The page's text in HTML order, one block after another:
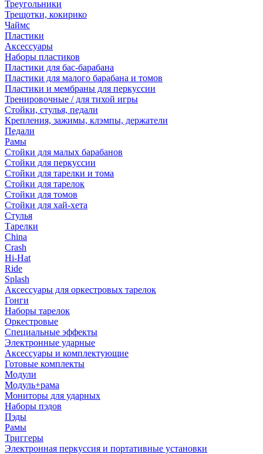
Треугольники
Трещотки, кокирико
Чаймс
Пластики
Аксессуары
Наборы пластиков
Пластики для бас-барабана
Пластики для малого барабана и томов
Пластики и мембраны для перкуссии
Тренировочные / для тихой игры
Стойки, стулья, педали
Крепления, зажимы, клэмпы, держатели
Педали
Рамы
Стойки для малых барабанов
Стойки для перкуссии
Стойки для тарелки и тома
Стойки для тарелок
Стойки для томов
Стойки для хай-хета
Стулья
Тарелки
China
Crash
Hi-Hat
Ride
Splash
Аксессуары для оркестровых тарелок
Гонги
Наборы тарелок
Оркестровые
Специальные эффекты
Электронные ударные
Аксессуары и комплектующие
Готовые комплекты
Модули
Модуль+рама
Мониторы для ударных
Наборы пэдов
Пэды
Рамы
Триггеры
Электронная перкуссия и портативные установки